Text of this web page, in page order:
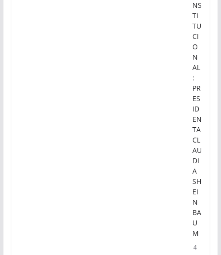
NS
TI
TU
CI
O
N
AL
:
PR
ES
ID
EN
TA
CL
AU
DI
A
SH
EI
N
BA
U
M
4